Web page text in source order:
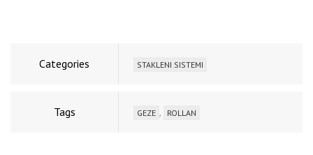
Categories STAKLENI SISTEMI
Tags GEZE , ROLLAN